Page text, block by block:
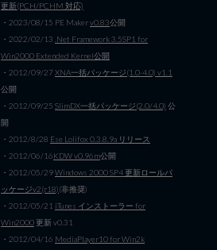
更新(PCH/PCHM 対応)
・2023/08/15 PE Makerv0.83公開
・2022/02/13 .Net Framework 3.5SP1 for
Win2000 Extended Kernel公開
・2012/09/27XNA一括パッケージ(1.0-4.0) v1.1
公開
・2012/09/25 SlimDX一括パッケージ(2.0/4.0) 公
開
・2012/8/28 Ese Lolifox 0.3.8.9a リリース
・2012/06/16KDW v0.96m公開
・2012/05/29Windows 2000 SP4 更新ロールパ
ッケージv2(r18)(非推奨)
・2012/05/21 iTunes インストーラー for
Win2000更新 v0.31
・2012/04/16 MediaPlayer10 for Win2k